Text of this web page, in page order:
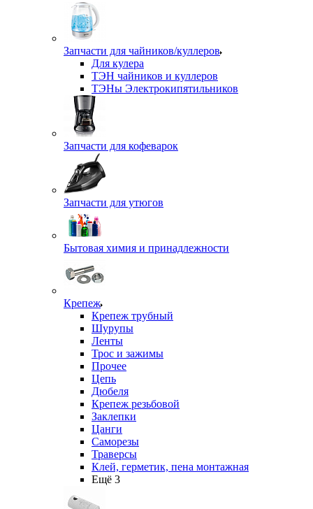
Запчасти для чайников/куллеров
Для кулера
ТЭН чайников и куллеров
ТЭНы Электрокипятильников
Запчасти для кофеварок
Запчасти для утюгов
Бытовая химия и принадлежности
Крепеж
Крепеж трубный
Шурупы
Ленты
Трос и зажимы
Прочее
Цепь
Дюбеля
Крепеж резьбовой
Заклепки
Цанги
Саморезы
Траверсы
Клей, герметик, пена монтажная
Ещё 3